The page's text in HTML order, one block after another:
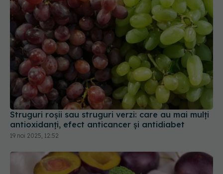
Struguri roșii sau struguri verzi: care au mai mulți
antioxidanți, efect anticancer și antidiabet
19 noi 2025, 12:52